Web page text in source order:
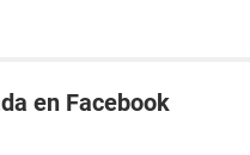
en Facebook